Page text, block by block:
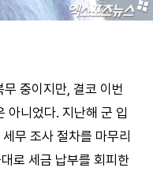
중이지만, 결코 이번
아니었다. 지난해 군 입
무 조사 절차를 마무리
로 세금 납부를 회피한